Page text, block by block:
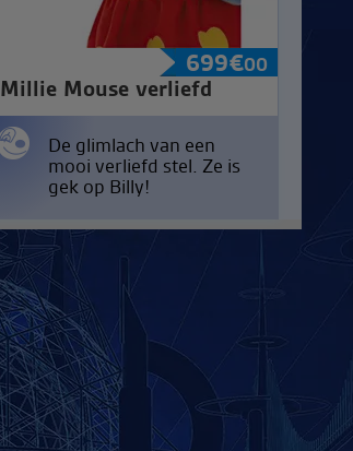
699€00
Millie Mouse verliefd
De glimlach van een
mooi verliefd stel. Ze is
gek op Billy!